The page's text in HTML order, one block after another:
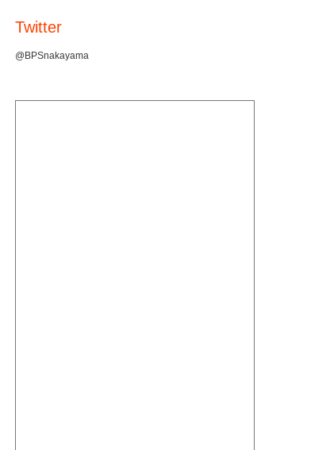
Twitter
@BPSnakayama